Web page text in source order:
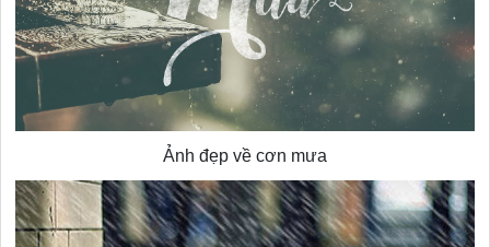
Ảnh đẹp về cơn mưa